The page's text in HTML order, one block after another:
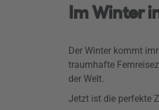
Im Winter
Der Winter kommt
traumhafte
der Welt.
Jetzt ist die perfekte